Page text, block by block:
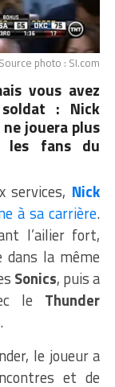
Source photo : SI.com
vous avez
: Nick
jouera plus
les fans du
services, Nick
à sa carrière.
l’ailier fort,
dans la même
Sonics, puis a
le Thunder
le joueur a
et de